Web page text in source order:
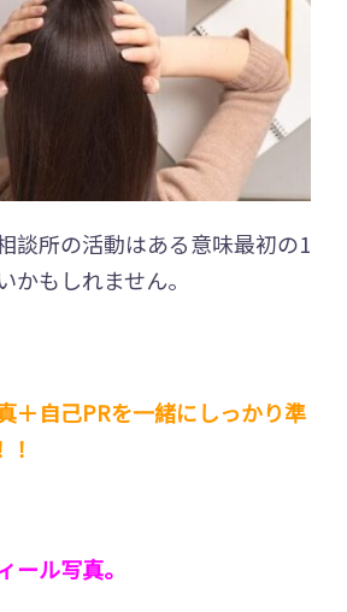
談所の活動はある意味最初の1
かもしれません。
＋自己PRを一緒にしっかり準
ール写真。